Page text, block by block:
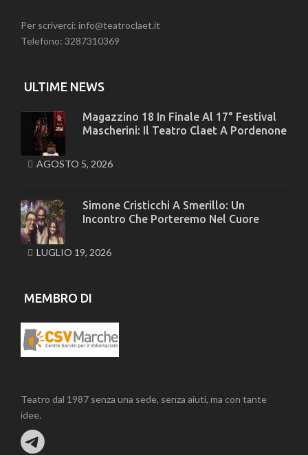
Per scriverci: info@teatroclaet.it
Telefono: 3287310369
ULTIME NEWS
Magazzino 18 In Finale Al 17° Festival
Mascherini: Il Teatro Claet A Pordenone
AGOSTO 5, 2026
Simone Cristicchi A Smerillo: Un
Incontro Che Porteremo Nel Cuore
LUGLIO 19, 2026
MEMBRO DI
Teatro dal 1987 senza una sede, senza aiuti, ma con tante
idee.